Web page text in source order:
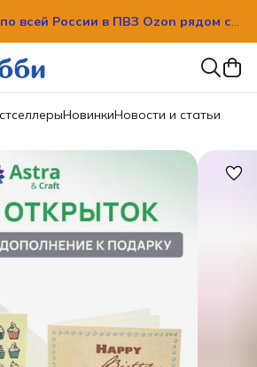
всей России в ПВЗ Ozon рядом с
всей России в ПВЗ Ozon рядом с
НовинкиНовости и статьи